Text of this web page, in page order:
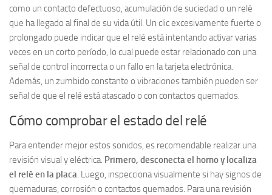
como un contacto defectuoso, acumulación de suciedad o un relé
que ha llegado al final de su vida útil. Un clic excesivamente fuerte o
prolongado puede indicar que el relé está intentando activar varias
veces en un corto período, lo cual puede estar relacionado con una
señal de control incorrecta o un fallo en la tarjeta electrónica.
Además, un zumbido constante o vibraciones también pueden ser
señal de que el relé está atascado o con contactos quemados.
Cómo comprobar el estado del relé
Para entender mejor estos sonidos, es recomendable realizar una
revisión visual y eléctrica. Primero, desconecta el horno y localiza
el relé en la placa. Luego, inspecciona visualmente si hay signos de
quemaduras, corrosión o contactos quemados. Para una revisión